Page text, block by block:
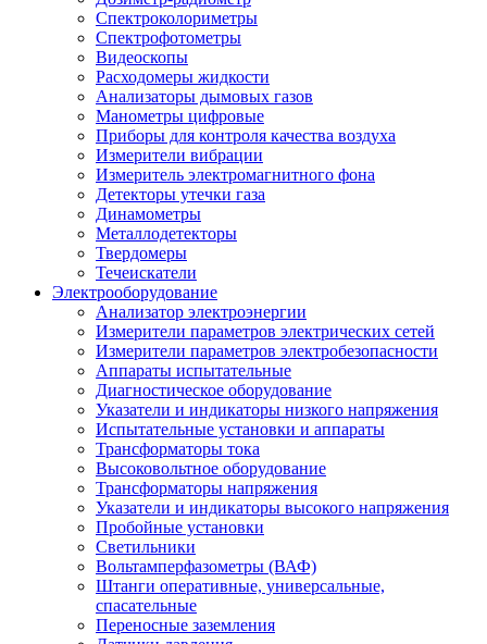
Спектроколориметры
Спектрофотометры
Видеоскопы
Расходомеры жидкости
Анализаторы дымовых газов
Манометры цифровые
Приборы для контроля качества воздуха
Измерители вибрации
Измеритель электромагнитного фона
Детекторы утечки газа
Динамометры
Металлодетекторы
Твердомеры
Течеискатели
Электрооборудование
Анализатор электроэнергии
Измерители параметров электрических сетей
Измерители параметров электробезопасности
Аппараты испытательные
Диагностическое оборудование
Указатели и индикаторы низкого напряжения
Испытательные установки и аппараты
Трансформаторы тока
Высоковольтное оборудование
Трансформаторы напряжения
Указатели и индикаторы высокого напряжения
Пробойные установки
Светильники
Вольтамперфазометры (ВАФ)
Штанги оперативные, универсальные,
спасательные
Переносные заземления